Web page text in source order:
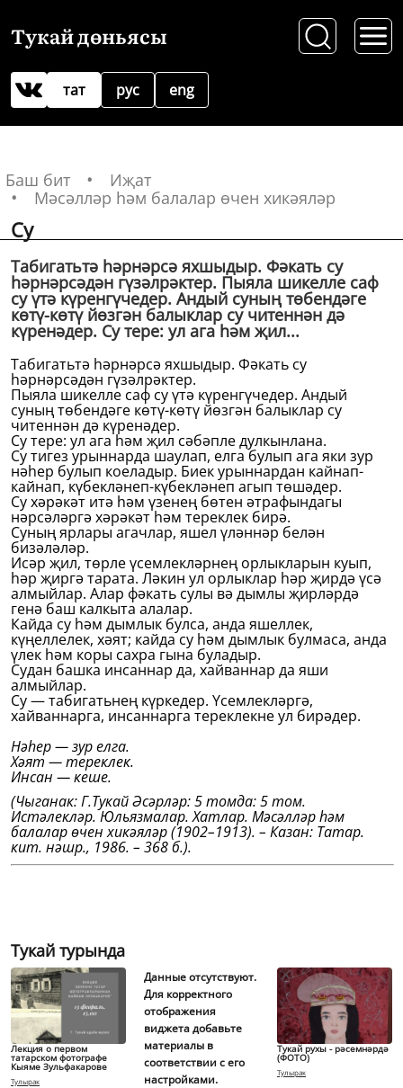
Тукай дөньясы
рус
тат eng
Баш бит
Иҗат
Мәсәлләр һәм балалар өчен хикәяләр
Су
Табигатьтә һәрнәрсә яхшыдыр. Фәкать су
һәрнәрсәдән гүзәлрәктер. Пыяла шикелле саф
су үтә күренгүчедер. Андый суның төбендәге
көтү-көтү йөзгән балыклар су читеннән дә
күренәдер. Су тере: ул ага һәм җил...
Табигатьтә һәрнәрсә яхшыдыр. Фәкать су
һәрнәрсәдән гүзәлрәктер.
Пыяла шикелле саф су үтә күренгүчедер. Андый
суның төбендәге көтү-көтү йөзгән балыклар су
читеннән дә күренәдер.
Су тере: ул ага һәм җил сәбәпле дулкынлана.
Су тигез урыннарда шаулап, елга булып ага яки зур
нәһер булып коеладыр. Биек урыннардан кайнап-
кайнап, күбекләнеп-күбекләнеп агып төшәдер.
Су хәрәкәт итә һәм үзенең бөтен әтрафындагы
нәрсәләргә хәрәкәт һәм тереклек бирә.
Суның ярлары агачлар, яшел үләннәр белән
бизәләләр.
Исәр җил, төрле үсемлекләрнең орлыкларын куып,
һәр җиргә тарата. Ләкин ул орлыклар һәр җирдә үсә
алмыйлар. Алар фәкать сулы вә дымлы җирләрдә
генә баш калкыта алалар.
Кайда су һәм дымлык булса, анда яшеллек,
күңеллелек, хәят; кайда су һәм дымлык булмаса, анда
үлек һәм коры сахра гына буладыр.
Судан башка инсаннар да, хайваннар да яши
алмыйлар.
Су — табигатьнең күркедер. Үсемлекләргә,
хайваннарга, инсаннарга тереклекне ул бирәдер.
Нәһер — зур елга.
Хәят — тереклек.
Инсан — кеше.
(Чыганак: Г.Тукай Әсәрләр: 5 томда: 5 том.
Истәлекләр. Юльязмалар. Хатлар. Мәсәлләр һәм
балалар өчен хикәяләр (1902–1913). – Казан: Татар.
кит. нәшр., 1986. – 368 б.).
Тукай турында
Лекция о первом
татарском фотографе
Кыяме Зульфакарове
Тулырак
Данные отсутствуют.
Для корректного
отображения
виджета добавьте
материалы в
соответствии с его
настройками.
Тукай рухы - рәсемнәрдә
(ФОТО)
Тулырак